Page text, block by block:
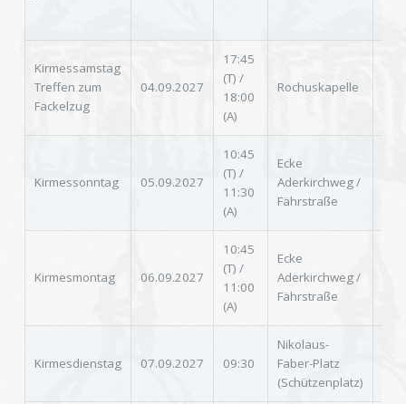
Kirmessamstag
Treffen zum
Fackelzug
04.09.2027
17:45
(T) /
18:00
(A)
Rochuskapelle
Kirmessonntag 05.09.2027
10:45
(T) /
11:30
(A)
Ecke
Aderkirchweg /
Fährstraße
Kirmesmontag 06.09.2027
10:45
(T) /
11:00
(A)
Ecke
Aderkirchweg /
Fährstraße
Kirmesdienstag 07.09.2027 09:30
Nikolaus-
Faber-Platz
(Schützenplatz)